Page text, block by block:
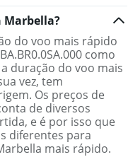
Marbella?
do voo mais rápido
como
duração do voo mais
vez, tem
Os preços de
de diversos
e é por isso que
diferentes para
mais rápido.